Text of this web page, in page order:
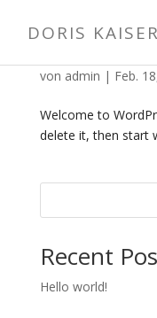
DORIS KAISER
von admin | Feb.
Welcome to
delete it, then start
Recent
Hello world!